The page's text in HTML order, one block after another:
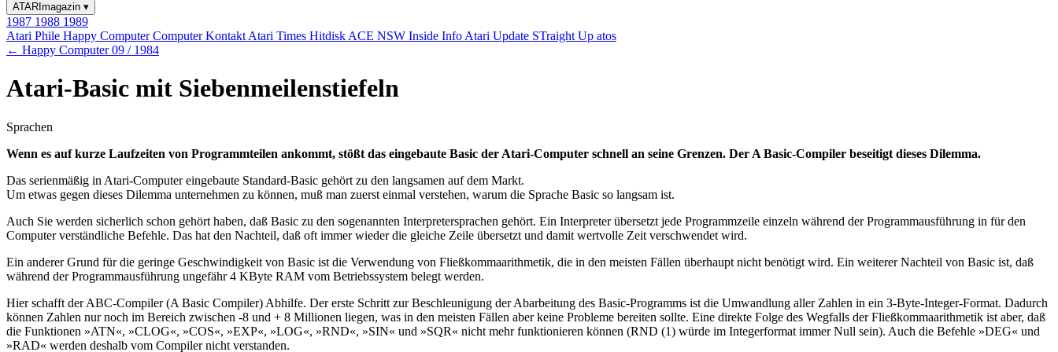
ATARImagazin ▾
1987 1988 1989
Atari Phile Happy ComputerComputer Kontakt Atari Times Hitdisk ACE NSW Inside Info Atari Update STraight Up atos
← Happy Computer 09 / 1984
Atari-Basic mit Siebenmeilenstiefeln
Sprachen
Wenn es auf kurze Laufzeiten von Programmteilen ankommt, stößt das eingebaute Basic der Atari-Computer schnell an seine Grenzen. Der A Basic-Compiler beseitigt dieses Dilemma.
Das serienmäßig in Atari-Computer eingebaute Standard-Basic gehört zu den langsamen auf dem Markt.
Um etwas gegen dieses Dilemma unternehmen zu können, muß man zuerst einmal verstehen, warum die Sprache Basic so langsam ist.
Auch Sie werden sicherlich schon gehört haben, daß Basic zu den sogenannten Interpretersprachen gehört. Ein Interpreter übersetzt jede Programmzeile einzeln während der Programmausführung in für den
Computer verständliche Befehle. Das hat den Nachteil, daß oft immer wieder die gleiche Zeile übersetzt und damit wertvolle Zeit verschwendet wird.
Ein anderer Grund für die geringe Geschwindigkeit von Basic ist die Verwendung von Fließkommaarithmetik, die in den meisten Fällen überhaupt nicht benötigt wird. Ein weiterer Nachteil von Basic ist, daß
während der Programmausführung ungefähr 4 KByte RAM vom Betriebssystem belegt werden.
Hier schafft der ABC-Compiler (A Basic Compiler) Abhilfe. Der erste Schritt zur Beschleunigung der Abarbeitung des Basic-Programms ist die Umwandlung aller Zahlen in ein 3-Byte-Integer-Format. Dadurch
können Zahlen nur noch im Bereich zwischen -8 und + 8 Millionen liegen, was in den meisten Fällen aber keine Probleme bereiten sollte. Eine direkte Folge des Wegfalls der Fließkommaarithmetik ist aber, daß
die Funktionen »ATN«, »CLOG«, »COS«, »EXP«, »LOG«, »RND«, »SIN« und »SQR« nicht mehr funktionieren können (RND (1) würde im Integerformat immer Null sein). Auch die Befehle »DEG« und
»RAD« werden deshalb vom Compiler nicht verstanden.